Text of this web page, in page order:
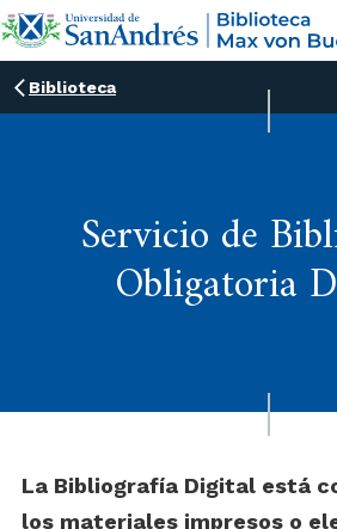
Biblioteca
Servicio de
Obligatoria
La Bibliografía Digital está
los materiales impresos o